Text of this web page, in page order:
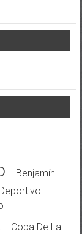
Benjamín
Copa De La